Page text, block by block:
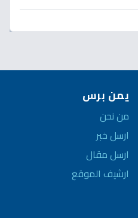
يمن برس
من نحن
ارسل خبر
ارسل مقال
ارشيف الموقع